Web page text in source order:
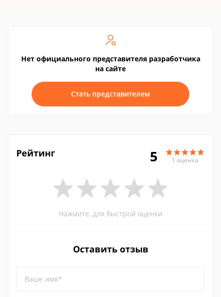
Нет официального представителя разработчика
на сайте
Стать представителем
Рейтинг 5 1 оценка
Нажмите, для быстрой оценки
Оставить отзыв
Ваше имя*